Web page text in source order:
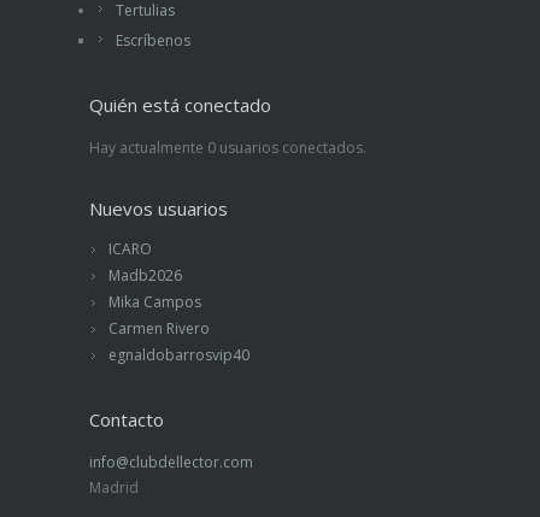
Tertulias
Escríbenos
Quién está conectado
Hay actualmente 0 usuarios conectados.
Nuevos usuarios
ICARO
Madb2026
Mika Campos
Carmen Rivero
egnaldobarrosvip40
Contacto
info@clubdellector.com
Madrid